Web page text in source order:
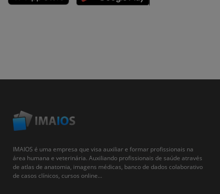
IMAIOS é uma empresa que visa auxiliar e formar profissionais na
área humana e veterinária. Auxiliando profissionais de saúde através
de atlas de anatomia, imagens médicas, banco de dados colaborativo
de casos clínicos, cursos online...